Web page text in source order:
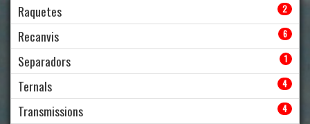
Raquetes 2
Recanvis 6
Separadors 1
Ternals 4
Transmissions 4